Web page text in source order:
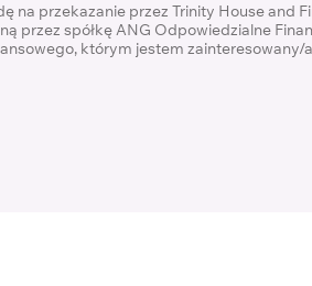
na przekazanie przez Trinity House and
przez spółkę ANG Odpowiedzialne
którym jestem zainteresowany/a